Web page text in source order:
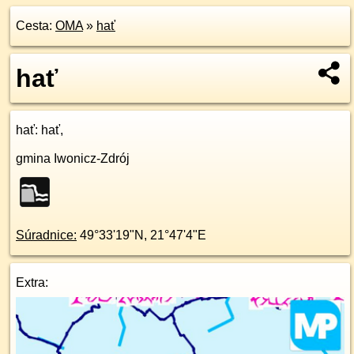
Cesta: OMA» hať
hať
hať: hať,
gmina Iwonicz-Zdrój
Súradnice: 49°33'19"N , 21°47'4"E
Extra: